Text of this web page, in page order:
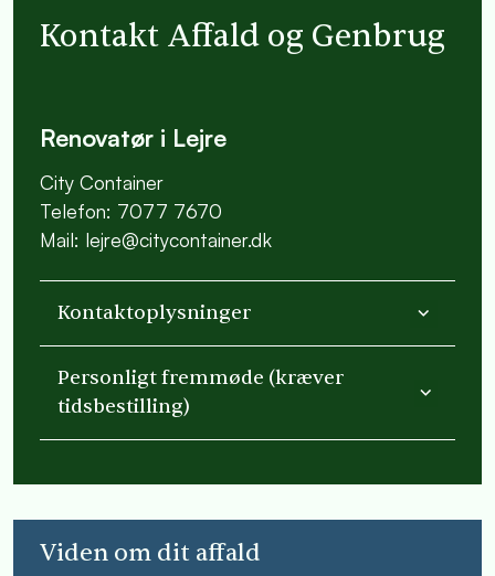
Kontakt Affald og Genbrug
Renovatør i Lejre
City Container
Telefon: 7077 7670
Mail: lejre@citycontainer.dk
Kontaktoplysninger
Personligt fremmøde (kræver
tidsbestilling)
Viden om dit affald